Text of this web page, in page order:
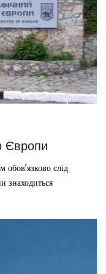
Європи
слід
знаходиться